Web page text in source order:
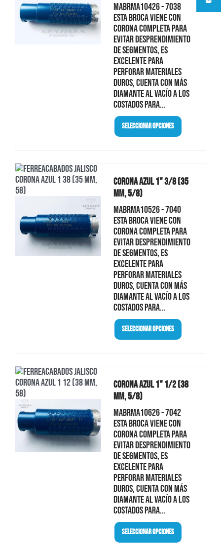
MABRMA10426 - 7038
Esta broca viene con
corona completa para
evitar desprendimiento
de segmentos, es
excelente para
perforar materiales
duros, cuenta con más
diamante al vacío a los
costados para...
Seleccionar Opciones
Corona Azul 1" 3/8 (35
Mm, 5/8)
MABRMA10526 - 7040
Esta broca viene con
corona completa para
evitar desprendimiento
de segmentos, es
excelente para
perforar materiales
duros, cuenta con más
diamante al vacío a los
costados para...
Seleccionar Opciones
Corona Azul 1" 1/2 (38
Mm, 5/8)
MABRMA10626 - 7042
Esta broca viene con
corona completa para
evitar desprendimiento
de segmentos, es
excelente para
perforar materiales
duros, cuenta con más
diamante al vacío a los
costados para...
Seleccionar Opciones